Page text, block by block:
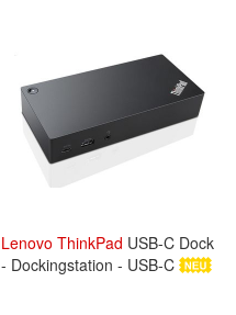
Lenovo ThinkPad USB-C Dock
- Dockingstation - USB-C